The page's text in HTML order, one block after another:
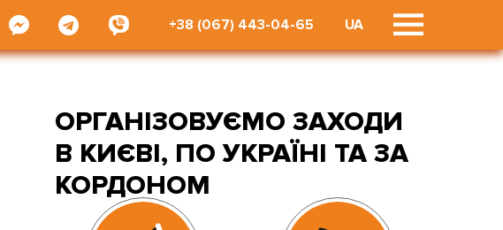
+38 (067) 443-04-65 UA
ОРГАНІЗОВУЄМО ЗАХОДИ
В КИЄВІ, ПО УКРАЇНІ ТА ЗА
КОРДОНОМ